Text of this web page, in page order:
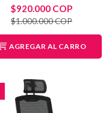
$920.000 COP
$1.000.000 COP
AGREGAR AL CARRO